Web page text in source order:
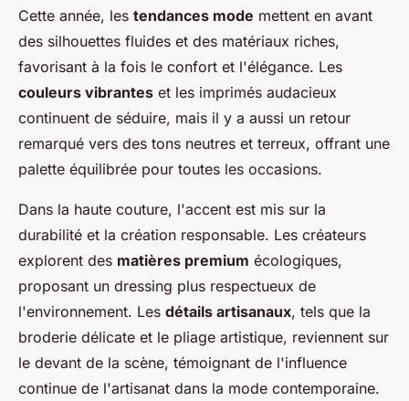
Cette année, les tendances mode mettent en avant
des silhouettes fluides et des matériaux riches,
favorisant à la fois le confort et l'élégance. Les
couleurs vibrantes et les imprimés audacieux
continuent de séduire, mais il y a aussi un retour
remarqué vers des tons neutres et terreux, offrant une
palette équilibrée pour toutes les occasions.
Dans la haute couture, l'accent est mis sur la
durabilité et la création responsable. Les créateurs
explorent des matières premium écologiques,
proposant un dressing plus respectueux de
l'environnement. Les détails artisanaux, tels que la
broderie délicate et le pliage artistique, reviennent sur
le devant de la scène, témoignant de l'influence
continue de l'artisanat dans la mode contemporaine.